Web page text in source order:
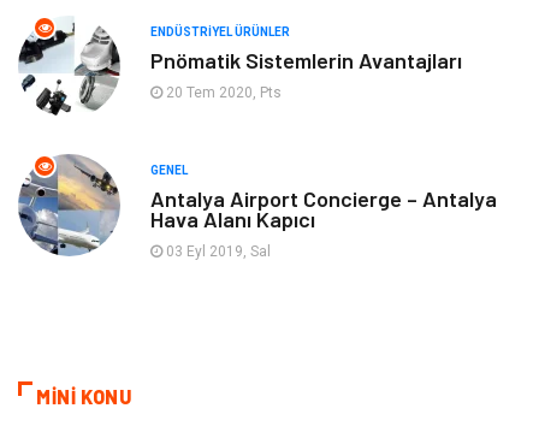
Aksesuar Bahçe Ev
Ambalaj
Markalar
Telekomünikasyon Basın Yayın
Dernekler ve Birlikler
ENDÜSTRIYEL ÜRÜNLER
Pnömatik Sistemlerin Avantajları
20 Tem 2020, Pts
GENEL
Antalya Airport Concierge – Antalya
Hava Alanı Kapıcı
03 Eyl 2019, Sal
MİNİ KONU